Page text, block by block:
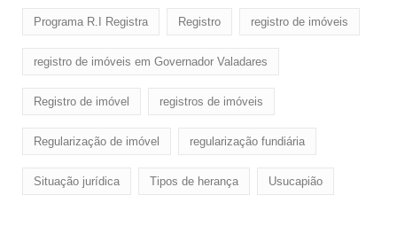
Programa R.I Registra Registro registro de imóveis
registro de imóveis em Governador Valadares
Registro de imóvel registros de imóveis
Regularização de imóvel regularização fundiária
Situação jurídica Tipos de herança Usucapião